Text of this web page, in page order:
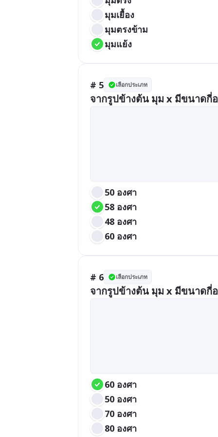
มุมเยื้อง
มุมตรงข้าม
มุมแย้ง
# 5 เลือกประเภท
จากรูปข้างต้น มุม x มีขนาดกี่
50 องศา
58 องศา
48 องศา
60 องศา
# 6 เลือกประเภท
จากรูปข้างต้น มุม x มีขนาดกี่
60 องศา
50 องศา
70 องศา
80 องศา